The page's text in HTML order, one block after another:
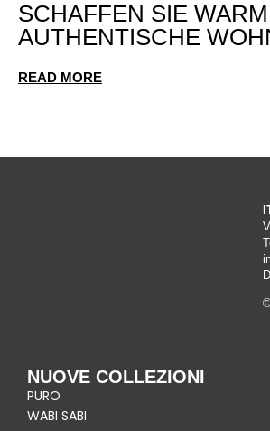
SCHAFFEN SIE
AUTHENTISCHE
READ MORE
NUOVE COLLEZIONI
PURO
WABI SABI